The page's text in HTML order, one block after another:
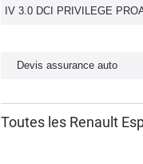
IV 3.0 DCI PRIVILEGE
Devis assurance auto
Toutes les Renault